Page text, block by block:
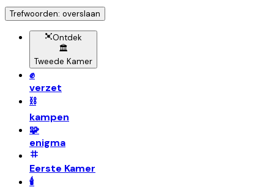
Trefwoorden: overslaan
Ontdek
🏛️
Tweede Kamer
✊
verzet
⛓️
kampen
🧩
enigma
Eerste Kamer
🕯️